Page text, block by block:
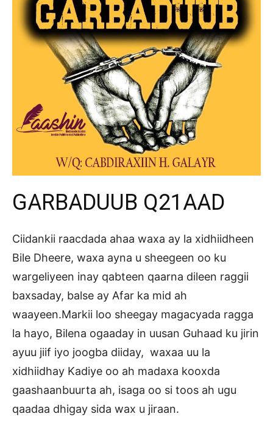
GARBADUUB Q21AAD
Ciidankii raacdada ahaa waxa ay la xidhiidheen
Bile Dheere, waxa ayna u sheegeen oo ku
wargeliyeen inay qabteen qaarna dileen raggii
baxsaday, balse ay Afar ka mid ah
waayeen.Markii loo sheegay magacyada ragga
la hayo, Bilena ogaaday in uusan Guhaad ku jirin
ayuu jiif iyo joogba diiday, waxaa uu la
xidhiidhay Kadiye oo ah madaxa kooxda
gaashaanbuurta ah, isaga oo si toos ah ugu
qaadaa dhigay sida wax u jiraan.